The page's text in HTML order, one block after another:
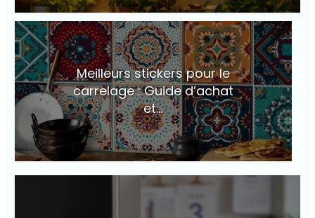
© Suite101
Meilleurs stickers pour le
carrelage : Guide d’achat
et...